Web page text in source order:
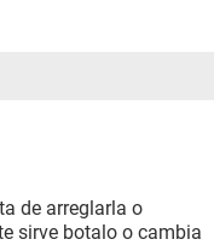
de arreglarla o
sirve botalo o cambia